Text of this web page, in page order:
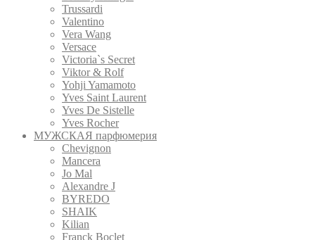
Trussardi
Valentino
Vera Wang
Versace
Victoria`s Secret
Viktor & Rolf
Yohji Yamamoto
Yves Saint Laurent
Yves De Sistelle
Yves Rocher
МУЖСКАЯ парфюмерия
Chevignon
Mancera
Jo Mal
Alexandre J
BYREDO
SHAIK
Kilian
Franck Boclet